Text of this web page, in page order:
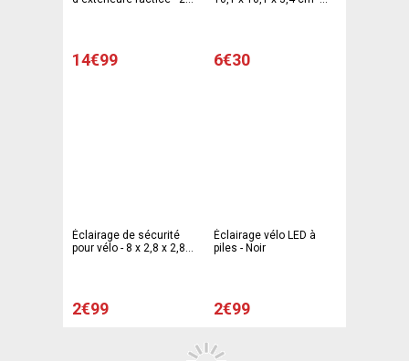
14€99 6€30
Éclairage de sécurité
pour vélo - 8 x 2,8 x 2,8
2€99
Éclairage vélo LED à
piles - Noir
2€99